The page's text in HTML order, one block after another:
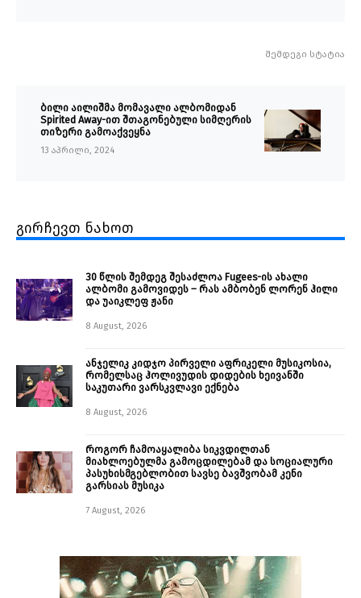
შემდეგი სტატია
ბილი აილიშმა მომავალი ალბომიდან
Spirited Away-ით შთაგონებული სიმღერის
თიზერი გამოაქვეყნა
13 აპრილი, 2024
გირჩევთ ნახოთ
30 წლის შემდეგ შესაძლოა Fugees-ის ახალი
ალბომი გამოვიდეს – რას ამბობენ ლორენ ჰილი
და უაიკლეფ ჟანი
8 August, 2026
ანჯელიკ კიდჯო პირველი აფრიკელი მუსიკოსია,
რომელსაც ჰოლივუდის დიდების ხეივანში
საკუთარი ვარსკვლავი ექნება
8 August, 2026
როგორ ჩამოაყალიბა სიკვდილთან
მიახლოებულმა გამოცდილებამ და სოციალური
პასუხისმგებლობით სავსე ბავშვობამ კენი
გარსიას მუსიკა
7 August, 2026